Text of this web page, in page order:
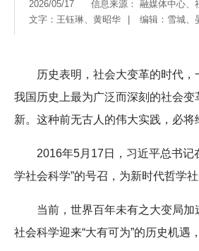
2026/05/17
信息来源： 融媒体中心、
文字：王钰琳、黄昭华
编辑：雪城、
历史表明，社会大变革的时代
我国历史上最为广泛而深刻的社会
新。这种前无古人的伟大实践，必将
2016年5月17日，习近平总书记
学社会科学”的号召，为新时代哲学
当前，世界百年未有之大变局
社会科学迎来“大有可为”的历史机遇